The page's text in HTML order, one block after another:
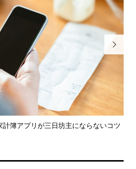
簿アプリが三日坊主にならないコツ
